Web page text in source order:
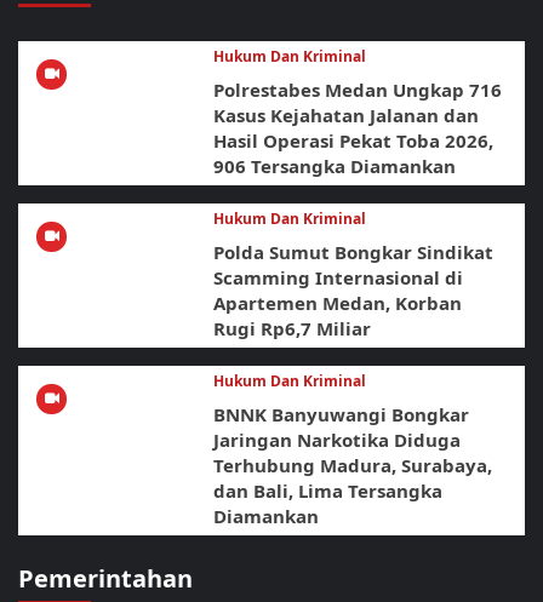
Hukum Dan Kriminal
Polrestabes Medan Ungkap 716
Kasus Kejahatan Jalanan dan
Hasil Operasi Pekat Toba 2026,
906 Tersangka Diamankan
Hukum Dan Kriminal
Polda Sumut Bongkar Sindikat
Scamming Internasional di
Apartemen Medan, Korban
Rugi Rp6,7 Miliar
Hukum Dan Kriminal
BNNK Banyuwangi Bongkar
Jaringan Narkotika Diduga
Terhubung Madura, Surabaya,
dan Bali, Lima Tersangka
Diamankan
Pemerintahan